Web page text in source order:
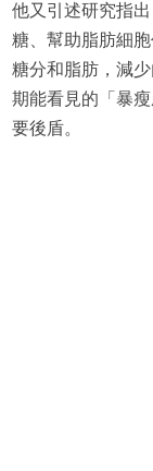
他又引述研究指
糖、幫助脂肪細
糖分和脂肪，減
期能看見的「暴
要後盾。